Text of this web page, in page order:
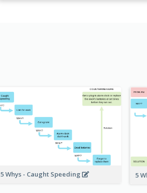
5 Whys - Caught Speeding 5